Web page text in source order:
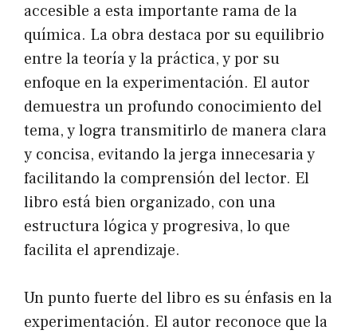
accesible a esta importante rama de la
química. La obra destaca por su equilibrio
entre la teoría y la práctica, y por su
enfoque en la experimentación. El autor
demuestra un profundo conocimiento del
tema, y logra transmitirlo de manera clara
y concisa, evitando la jerga innecesaria y
facilitando la comprensión del lector. El
libro está bien organizado, con una
estructura lógica y progresiva, lo que
facilita el aprendizaje.
Un punto fuerte del libro es su énfasis en la
experimentación. El autor reconoce que la